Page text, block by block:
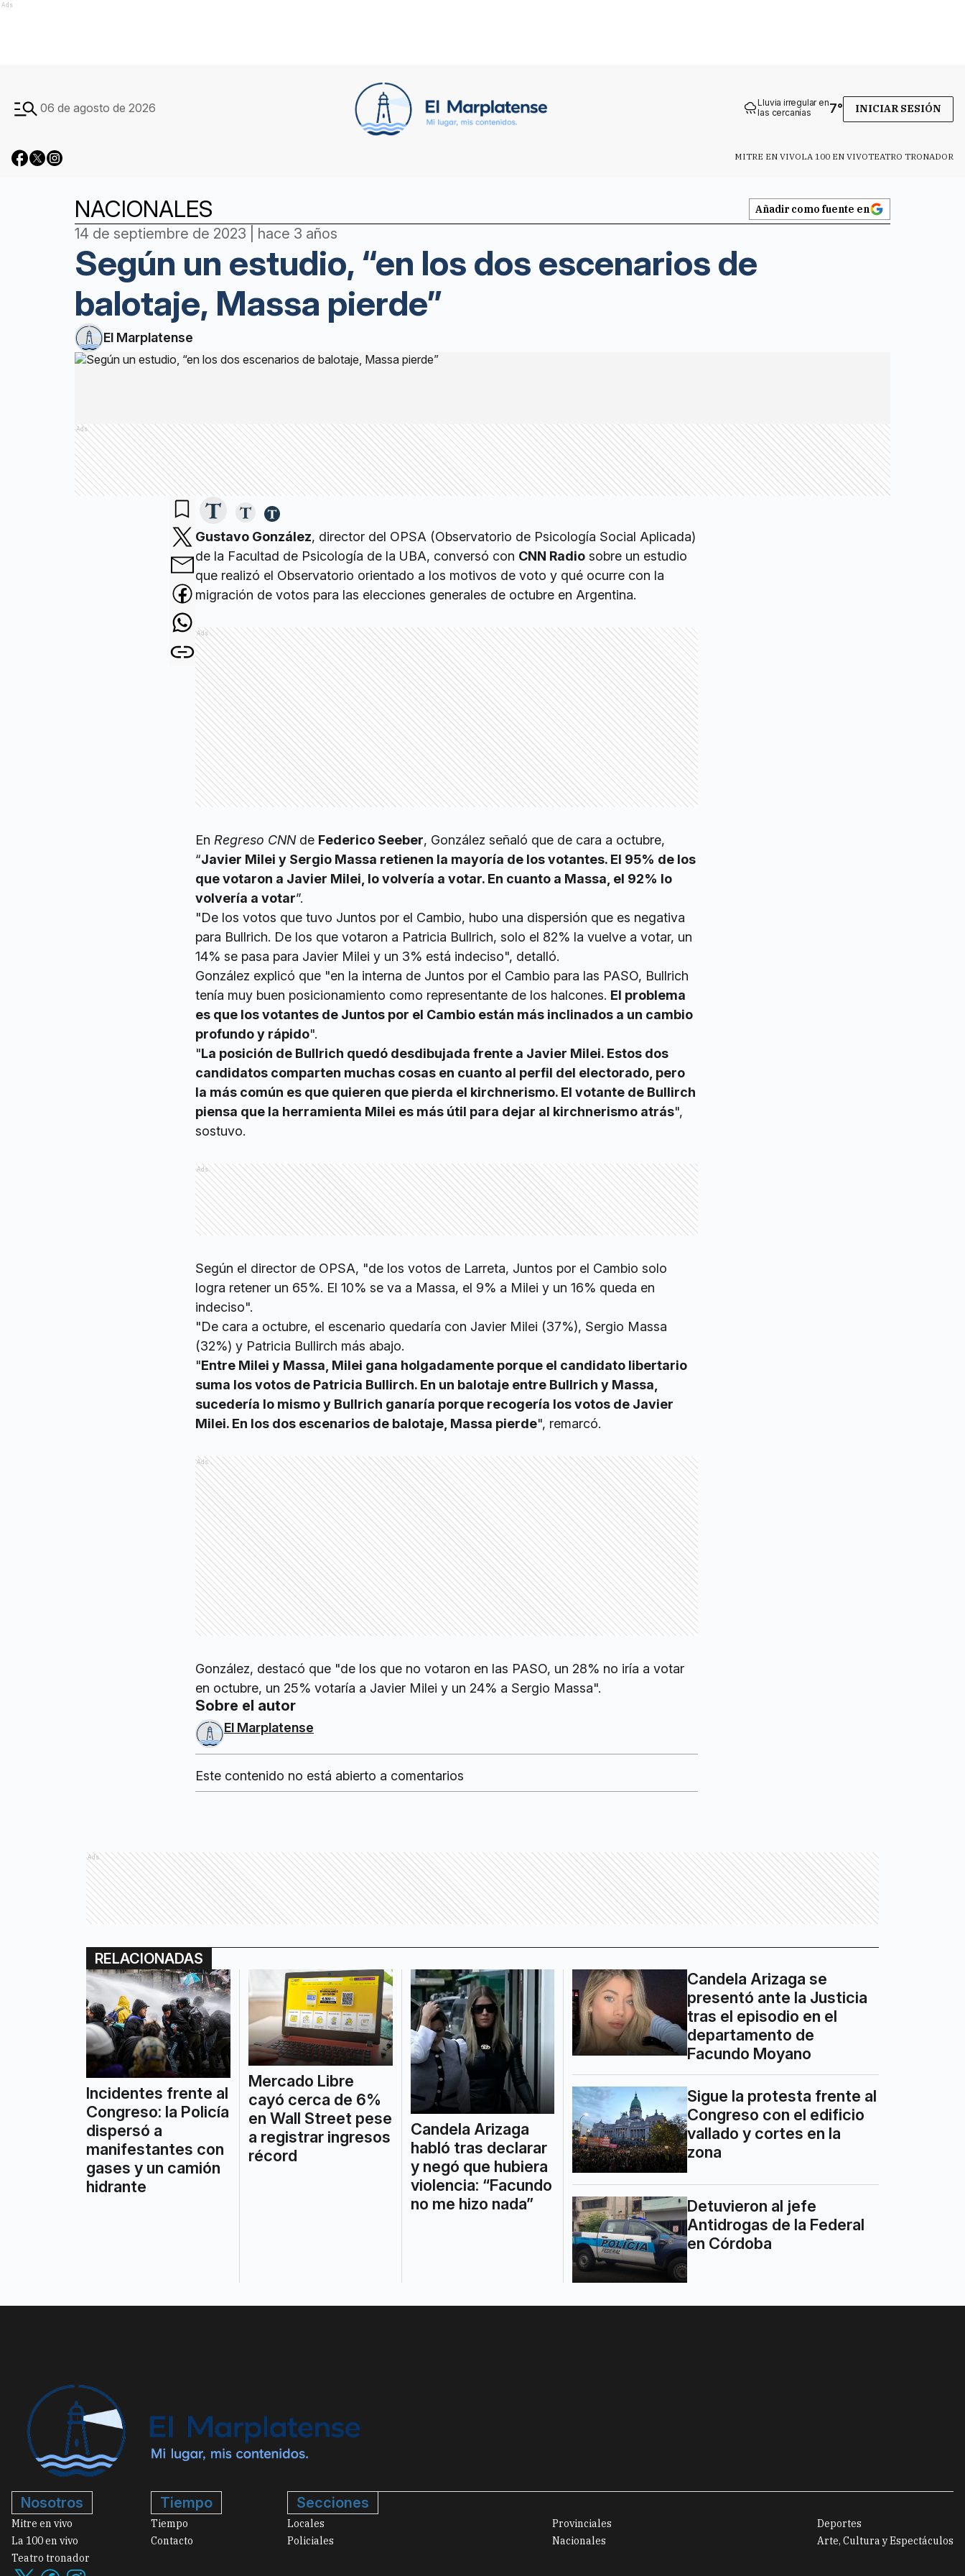
Ads
06 de agosto de 2026
Lluvia irregular en
las cercanías
7° INICIAR SESIÓN
MITRE EN VIVOLA 100 EN VIVOTEATRO TRONADOR
NACIONALES Añadir como fuente en
14 de septiembre de 2023 | hace 3 años
Según un estudio, “en los dos escenarios de
balotaje, Massa pierde”
El Marplatense
Ads
Gustavo González, director del OPSA (Observatorio de Psicología Social Aplicada)
de la Facultad de Psicología de la UBA, conversó con CNN Radio sobre un estudio
que realizó el Observatorio orientado a los motivos de voto y qué ocurre con la
migración de votos para las elecciones generales de octubre en Argentina.
Ads
En Regreso CNNde Federico Seeber, González señaló que de cara a octubre,
“Javier Milei y Sergio Massa retienen la mayoría de los votantes. El 95% de los
que votaron a Javier Milei, lo volvería a votar. En cuanto a Massa, el 92% lo
volvería a votar”.
"De los votos que tuvo Juntos por el Cambio, hubo una dispersión que es negativa
para Bullrich. De los que votaron a Patricia Bullrich, solo el 82% la vuelve a votar, un
14% se pasa para Javier Milei y un 3% está indeciso", detalló.
González explicó que "en la interna de Juntos por el Cambio para las PASO, Bullrich
tenía muy buen posicionamiento como representante de los halcones. El problema
es que los votantes de Juntos por el Cambio están más inclinados a un cambio
profundo y rápido".
"La posición de Bullrich quedó desdibujada frente a Javier Milei. Estos dos
candidatos comparten muchas cosas en cuanto al perfil del electorado, pero
la más común es que quieren que pierda el kirchnerismo. El votante de Bullirch
piensa que la herramienta Milei es más útil para dejar al kirchnerismo atrás",
sostuvo.
Ads
Según el director de OPSA, "de los votos de Larreta, Juntos por el Cambio solo
logra retener un 65%. El 10% se va a Massa, el 9% a Milei y un 16% queda en
indeciso".
"De cara a octubre, el escenario quedaría con Javier Milei (37%), Sergio Massa
(32%) y Patricia Bullirch más abajo.
"Entre Milei y Massa, Milei gana holgadamente porque el candidato libertario
suma los votos de Patricia Bullirch. En un balotaje entre Bullrich y Massa,
sucedería lo mismo y Bullrich ganaría porque recogería los votos de Javier
Milei. En los dos escenarios de balotaje, Massa pierde", remarcó.
Ads
González, destacó que "de los que no votaron en las PASO, un 28% no iría a votar
en octubre, un 25% votaría a Javier Milei y un 24% a Sergio Massa".
Sobre el autor
El Marplatense
Este contenido no está abierto a comentarios
Ads
RELACIONADAS
Incidentes frente al
Congreso: la Policía
dispersó a
manifestantes con
gases y un camión
hidrante
Mercado Libre
cayó cerca de 6%
en Wall Street pese
a registrar ingresos
récord
Candela Arizaga
habló tras declarar
y negó que hubiera
violencia: “Facundo
no me hizo nada”
Candela Arizaga se
presentó ante la Justicia
tras el episodio en el
departamento de
Facundo Moyano
Sigue la protesta frente al
Congreso con el edificio
vallado y cortes en la
zona
Detuvieron al jefe
Antidrogas de la Federal
en Córdoba
Nosotros
Mitre en vivo
La 100 en vivo
Teatro tronador
Tiempo
Tiempo
Contacto
Secciones
Locales
Policiales
Provinciales
Nacionales
Deportes
Arte, Cultura y Espectáculos